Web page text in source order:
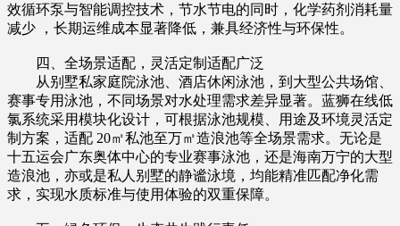
效循环泵与智能调控技术，节水节电的同时，化学药剂消耗量
减少 ，长期运维成本显著降低，兼具经济性与环保性。
四、全场景适配，灵活定制适配广泛
从别墅私家庭院泳池、酒店休闲泳池，到大型公共场馆、
赛事专用泳池，不同场景对水处理需求差异显著。蓝狮在线低
氯系统采用模块化设计，可根据泳池规模、用途及环境灵活定
制方案，适配 20㎡私池至万㎡造浪池等全场景需求。无论是
十五运会广东奥体中心的专业赛事泳池，还是海南万宁的大型
造浪池，亦或是私人别墅的静谧泳境，均能精准匹配净化需
求，实现水质标准与使用体验的双重保障。